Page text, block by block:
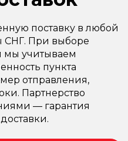
поставку в любой
СНГ. При выборе
мы учитываем
пункта
отправления,
Партнерство
— гарантия